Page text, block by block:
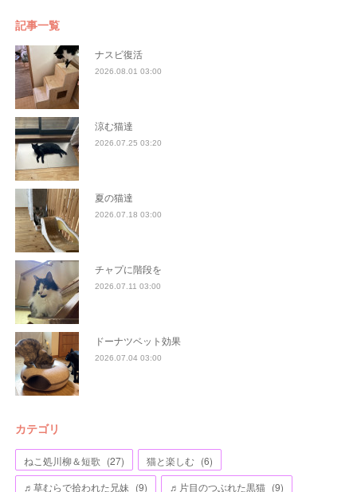
記事一覧
ナスビ復活
2026.08.01 03:00
涼む猫達
2026.07.25 03:20
夏の猫達
2026.07.18 03:00
チャプに階段を
2026.07.11 03:00
ドーナツベット効果
2026.07.04 03:00
カテゴリ
ねこ処川柳＆短歌 (27) 猫と楽しむ (6)
♬草むらで拾われた兄妹 (9) ♬片目のつぶれた黒猫 (9)